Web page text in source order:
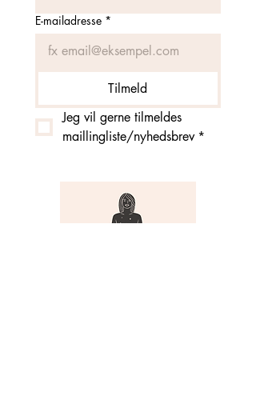
E-mailadresse *
Tilmeld
Jeg vil gerne tilmeldes
maillingliste/nyhedsbrev *